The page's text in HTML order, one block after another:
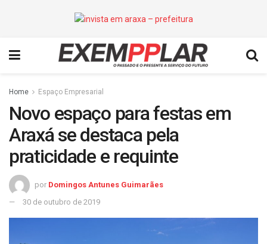
Home Espaço Empresarial
Novo espaço para festas em
Araxá se destaca pela
praticidade e requinte
por Domingos Antunes Guimarães
30 de outubro de 2019